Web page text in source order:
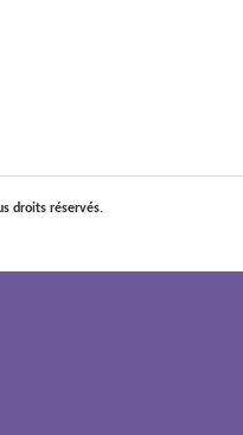
droits réservés.